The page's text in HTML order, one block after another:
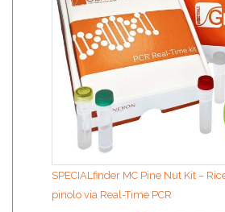
SPECIALfinder MC Pine Nut Kit –
pinolo via Real-Time PCR